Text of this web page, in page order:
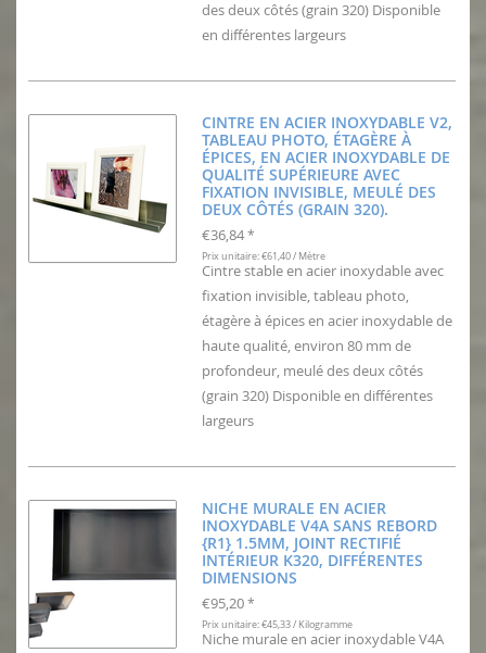
des deux côtés (grain 320) Disponible
en différentes largeurs
CINTRE EN ACIER INOXYDABLE V2,
TABLEAU PHOTO, ÉTAGÈRE À
ÉPICES, EN ACIER INOXYDABLE DE
QUALITÉ SUPÉRIEURE AVEC
FIXATION INVISIBLE, MEULÉ DES
DEUX CÔTÉS (GRAIN 320).
€36,84 *
Prix unitaire: €61,40 / Mètre
Cintre stable en acier inoxydable avec
fixation invisible, tableau photo,
étagère à épices en acier inoxydable de
haute qualité, environ 80 mm de
profondeur, meulé des deux côtés
(grain 320) Disponible en différentes
largeurs
NICHE MURALE EN ACIER
INOXYDABLE V4A SANS REBORD
{R1} 1.5MM, JOINT RECTIFIÉ
INTÉRIEUR K320, DIFFÉRENTES
DIMENSIONS
€95,20 *
Prix unitaire: €45,33 / Kilogramme
Niche murale en acier inoxydable V4A